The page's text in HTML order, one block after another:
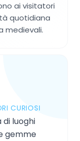
ai visitatori
quotidiana
medievali.
CURIOSI
di luoghi
gemme